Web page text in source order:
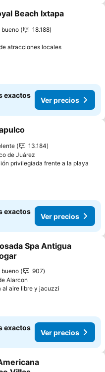
a favoritos
Beach Ixtapa
bueno
18.188
atracciones localesVer precios
exactos
Ver precios
a favoritos
13.184
de Juárez
privilegiada frente a la playa
exactos
Ver precios
a favoritos
Spa Antigua
bueno
907
Alarcon
al aire libre y jacuzzi
exactos
Ver precios
a favoritos